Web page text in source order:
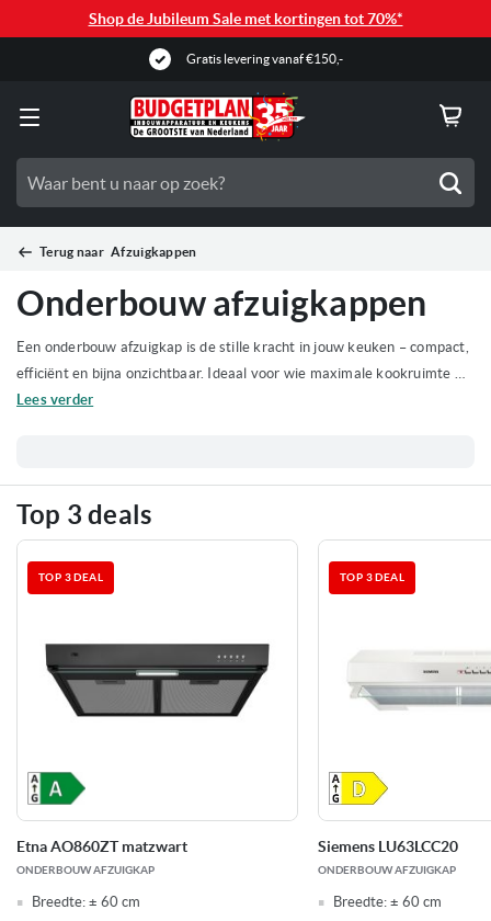
Shop de Jubileum Sale met kortingen tot 70%*
Gratis levering vanaf €150,-
Terug naar Afzuigkappen
Onderbouw afzuigkappen
Een onderbouw afzuigkap is de stille kracht in jouw keuken – compact,
efficiënt en bijna onzichtbaar. Ideaal voor wie maximale kookruimte wil
behouden zonder concessies te doen aan de afzuigcapaciteit. Bij
recirculatie, wij hebben altijd een passende oplossing.
Lees verder
Top 3 deals
TOP 3 DEAL
Etna AO860ZT matzwart
ONDERBOUW AFZUIGKAP
Breedte: ± 60 cm
TOP 3 DEAL
Siemens LU63LCC20
ONDERBOUW AFZUIGKAP
Breedte: ± 60 cm